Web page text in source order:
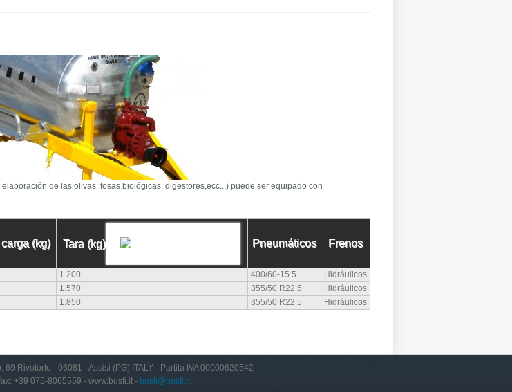
de las olivas, fosas biológicas, digestores,ecc...) puede ser equipado con
(kg) Tara (kg) Pneumáticos Frenos
1.200 400/60-15.5
Hidráulicos
1.570 355/50 R22.5
Hidráulicos
1.850 355/50 R22.5 Hidráulicos
Rivotorto - 06081 - Assisi (PG) ITALY - Partita IVA 00000620542
+39 075-8065559 - www.busti.it - busti@busti.it